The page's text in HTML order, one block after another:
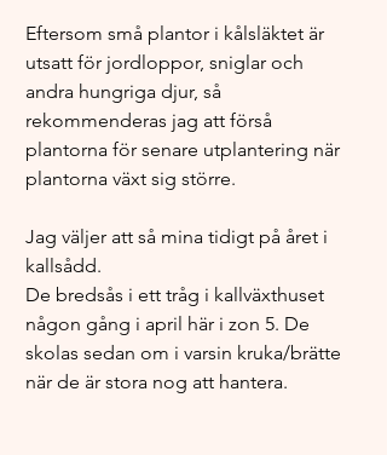
Eftersom små plantor i kålsläktet är
utsatt för jordloppor, sniglar och
andra hungriga djur, så
rekommenderas jag att förså
plantorna för senare utplantering när
plantorna växt sig större.
Jag väljer att så mina tidigt på året i
kallsådd.
De bredsås i ett tråg i kallväxthuset
någon gång i april här i zon 5. De
skolas sedan om i varsin kruka/brätte
när de är stora nog att hantera.